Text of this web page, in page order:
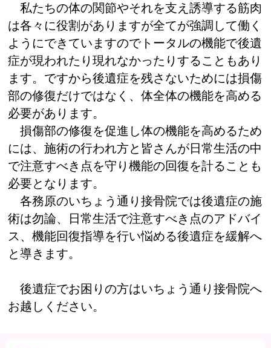
私たちの体の関節やそれを支え誘導する筋肉
は各々に役割がありますが全てが強調して働く
ようにできていますのでトータルの機能で後遺
症が現われたり現れなかったりすることもあり
ます。ですから後遺症を残さないためには損傷
部の修復だけではなく、体全体の機能を高める
必要があります。
損傷部の修復を促進し体の機能を高めるため
には、施術の行われ方と皆さんが日常生活の中
で注意すべき点を守り機能の回復を計ることも
必要となります。
各務原のいちょう通り接骨院では後遺症の施
術は勿論、日常生活で注意すべき点のアドバイ
ス、機能回復指導を行い悩める後遺症を緩解へ
と導きます。
後遺症でお困りの方はいちょう通り接骨院へ
お越しください。